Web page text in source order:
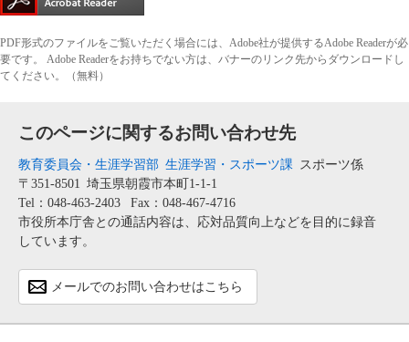
PDF形式のファイルをご覧いただく場合には、Adobe社が提供するAdobe Readerが必
要です。
Adobe Readerをお持ちでない方は、バナーのリンク先からダウンロードし
てください。（無料）
このページに関するお問い合わせ先
教育委員会・生涯学習部 生涯学習・スポーツ課
スポーツ係
〒351-8501 埼玉県朝霞市本町1-1-1
Tel：048-463-2403
Fax：048-467-4716
市役所本庁舎との通話内容は、応対品質向上などを目的に録音
しています。
メールでのお問い合わせはこちら